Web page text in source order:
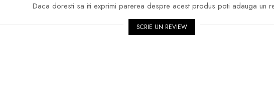
Daca doresti sa iti exprimi parerea despre acest produs poti adauga un
SCRIE UN REVIEW